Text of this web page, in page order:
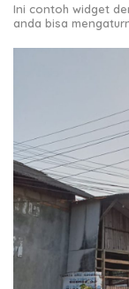
Ini contoh widget
anda bisa